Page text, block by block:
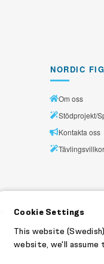
NORDIC
Om oss
Stödprojekt/
Kontakta oss
Tävlingsvillkor
Cookie Settings
This website
website, we'll assume